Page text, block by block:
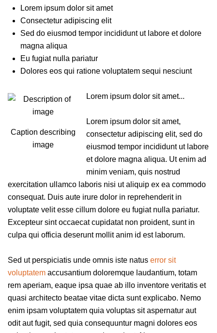
Lorem ipsum dolor sit amet
Consectetur adipiscing elit
Sed do eiusmod tempor incididunt ut labore et dolore
magna aliqua
Eu fugiat nulla pariatur
Dolores eos qui ratione voluptatem sequi nesciunt
Caption describing
image
Lorem ipsum dolor sit amet...
Lorem ipsum dolor sit amet,
consectetur adipiscing elit, sed do
eiusmod tempor incididunt ut labore
et dolore magna aliqua. Ut enim ad
minim veniam, quis nostrud
exercitation ullamco laboris nisi ut aliquip ex ea commodo
consequat. Duis aute irure dolor in reprehenderit in
voluptate velit esse cillum dolore eu fugiat nulla pariatur.
Excepteur sint occaecat cupidatat non proident, sunt in
culpa qui officia deserunt mollit anim id est laborum.
Sed ut perspiciatis unde omnis iste natus error sit
voluptatem accusantium doloremque laudantium, totam
rem aperiam, eaque ipsa quae ab illo inventore veritatis et
quasi architecto beatae vitae dicta sunt explicabo. Nemo
enim ipsam voluptatem quia voluptas sit aspernatur aut
odit aut fugit, sed quia consequuntur magni dolores eos